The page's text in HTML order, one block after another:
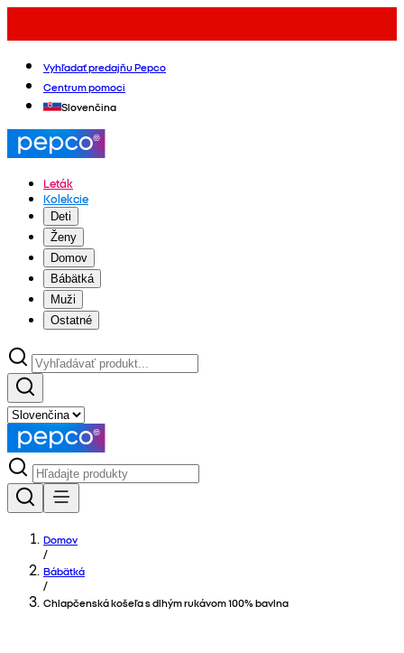
Vyhľadať predajňu Pepco
Centrum pomoci
Slovenčina
Leták
Kolekcie
Deti
Ženy
Domov
Bábätká
Muži
Ostatné
Domov
/
Bábätká
/
Chlapčenská košeľa s dlhým rukávom 100% bavlna